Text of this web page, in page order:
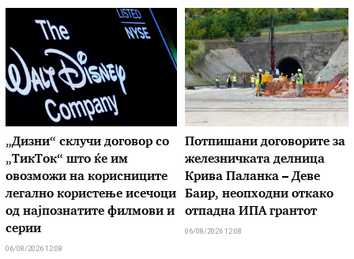
„Дизни“ склучи договор со
„ТикТок“ што ќе им
овозможи на корисниците
легално користење исечоци
од најпознатите филмови и
серии
06/08/2026 12:08
Потпишани договорите за
железничката делница
Крива Паланка – Деве
Баир, неопходни откако
отпадна ИПА грантот
06/08/2026 12:08